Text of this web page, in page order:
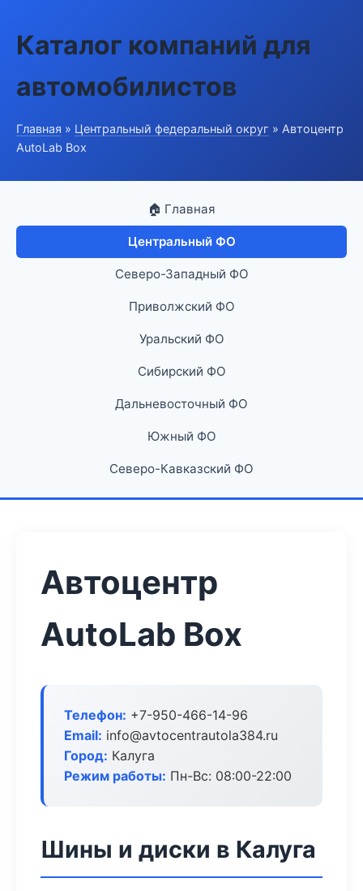
Каталог компаний для
автомобилистов
Главная » Центральный федеральный округ » Автоцентр
AutoLab Box
🏠 Главная
Центральный ФО
Северо-Западный ФО
Приволжский ФО
Уральский ФО
Сибирский ФО
Дальневосточный ФО
Южный ФО
Северо-Кавказский ФО
Автоцентр
AutoLab Box
Телефон: +7-950-466-14-96
Email: info@avtocentrautola384.ru
Город: Калуга
Режим работы: Пн-Вс: 08:00-22:00
Шины и диски в Калуга